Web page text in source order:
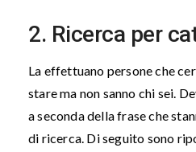
2. Ricerca per
La effettuano persone che
stare ma non sanno chi sei.
a seconda della frase che
di ricerca. Di seguito sono